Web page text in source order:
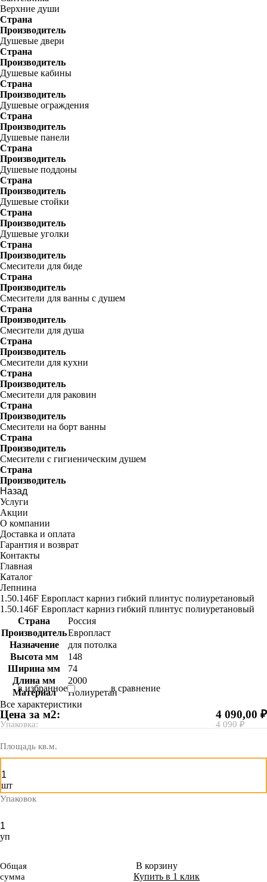
Верхние души
Страна
Производитель
Душевые двери
Страна
Производитель
Душевые кабины
Страна
Производитель
Душевые ограждения
Страна
Производитель
Душевые панели
Страна
Производитель
Душевые поддоны
Страна
Производитель
Душевые стойки
Страна
Производитель
Душевые уголки
Страна
Производитель
Смесители для биде
Страна
Производитель
Смесители для ванны с душем
Страна
Производитель
Смесители для душа
Страна
Производитель
Смесители для кухни
Страна
Производитель
Смесители для раковин
Страна
Производитель
Смесители на борт ванны
Страна
Производитель
Смесители с гигиеническим душем
Страна
Производитель
Назад
Услуги
Акции
О компании
Доставка и оплата
Гарантия и возврат
Контакты
Главная
Каталог
Лепнина
1.50.146F Европласт карниз гибкий плинтус полиуретановый
1.50.146F Европласт карниз гибкий плинтус полиуретановый
Страна
Россия
ПроизводительЕвропласт
Назначение
для потолка
Высота мм
148
Ширина мм
74
Длина мм
2000
Материал
Полиуретан
Все характеристики
в избранное в сравнение
Цена за м2:
Упаковка:
4 090,00 ₽
4 090 ₽
Площадь кв.м.
шт
Упаковок
уп
Общая
сумма
В корзину
Купить в 1 клик